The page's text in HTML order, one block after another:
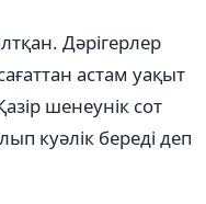
Дәрігерлер
астам уақыт
шенеунік сот
куәлік береді деп